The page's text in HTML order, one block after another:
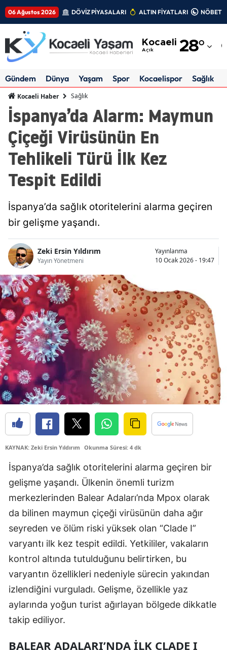
06 Ağustos 2026 DÖVİZ PİYASALARI ALTIN FİYATLARI
Kocaeli
Açık 28°
Adıyaman
Amasya
Ankara
Antalya
Bilecik
Bingöl
Bolu
Burdur
Bursa
Çanakkale
Çankırı
Çorum
Denizli
Edirne
Elazığ
Erzincan
Erzurum
Eskişehir
Gaziantep
Giresun
Gündem Dünya Yaşam Spor Kocaelispor Sağlık
Kocaeli Haber Sağlık
İspanya’da Alarm: Maymun
Çiçeği Virüsünün En
Tehlikeli Türü İlk Kez
Tespit Edildi
İspanya’da sağlık otoritelerini alarma geçiren
bir gelişme yaşandı.
Zeki Ersin Yıldırım
Yayın Yönetmeni
Yayınlanma
10 Ocak 2026 - 19:47
KAYNAK: Zeki Ersin Yıldırım Okunma Süresi: 4 dk
İspanya’da sağlık otoritelerini alarma geçiren bir
gelişme yaşandı. Ülkenin önemli turizm
merkezlerinden Balear Adaları’nda Mpox olarak
da bilinen maymun çiçeği virüsünün daha ağır
seyreden ve ölüm riski yüksek olan “Clade I”
varyantı ilk kez tespit edildi. Yetkililer, vakaların
kontrol altında tutulduğunu belirtirken, bu
varyantın özellikleri nedeniyle sürecin yakından
izlendiğini vurguladı. Gelişme, özellikle yaz
aylarında yoğun turist ağırlayan bölgede dikkatle
takip ediliyor.
BALEAR ADALARI’NDA İLK CLADE I